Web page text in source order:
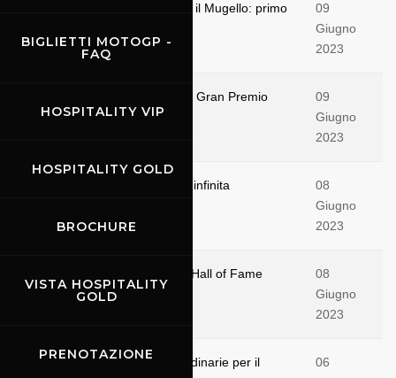
BIGLIETTI MOTOGP -
FAQ
HOSPITALITY VIP
HOSPITALITY GOLD
BROCHURE
VISTA HOSPITALITY
GOLD
PRENOTAZIONE
Libere 2, le ducati accendono il Mugello: primo
09
Giugno
2023
GustoMugello apre le porte al Gran Premio
d'Italia Oakley
09
Giugno
2023
Bagnaia e Bezzecchi, la sfida infinita
08
Giugno
2023
Andrea Dovizioso entra nella Hall of Fame
della MotoGp
08
Giugno
2023
Motomondiale: navette straordinarie per il
06